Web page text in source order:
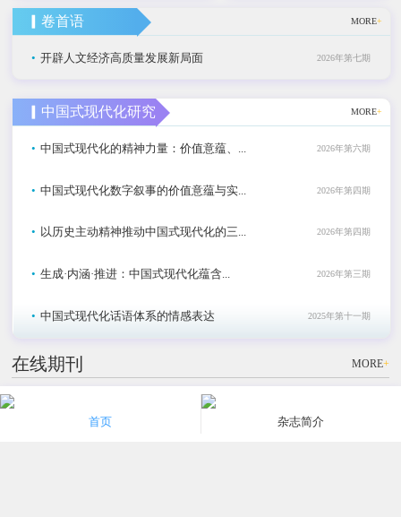
▎卷首语 MORE+
• 开辟人文经济高质量发展新局面 2026年第七期
▎中国式现代化研究 MORE+
• 中国式现代化的精神力量：价值意蕴、... 2026年第六期
• 中国式现代化数字叙事的价值意蕴与实... 2026年第四期
• 以历史主动精神推动中国式现代化的三... 2026年第四期
• 生成·内涵·推进：中国式现代化蕴含... 2026年第三期
• 中国式现代化话语体系的情感表达 2025年第十一期
在线期刊 MORE+
首页 杂志简介